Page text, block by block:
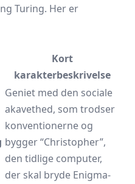
Turing. Her er
Kort
karakterbeskrivelse
Geniet med den sociale
akavethed, som trodser
konventionerne og
bygger “Christopher”,
den tidlige computer,
der skal bryde Enigma-